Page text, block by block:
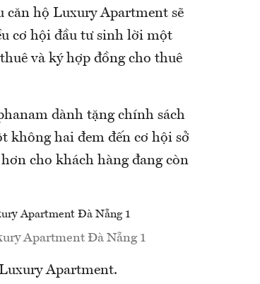
căn hộ Luxury Apartment sẽ
cơ hội đầu tư sinh lời một
và ký hợp đồng cho thuê
dành tặng chính sách
không hai đem đến cơ hội sở
cho khách hàng đang còn
Apartment Đà Nẵng 1
Apartment.